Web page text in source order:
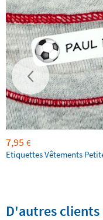
7,95 €
Etiquettes Vêtements
D'autres